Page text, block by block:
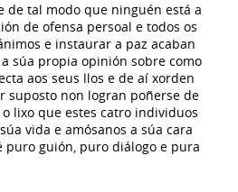
de tal modo que ninguén está a
de ofensa persoal e todos os
e instaurar a paz acaban
súa propia opinión sobre como
aos seus llos e de aí xorden
suposto non logran poñerse de
lixo que estes catro individuos
vida e amósanos a súa cara
puro guión, puro diálogo e pura